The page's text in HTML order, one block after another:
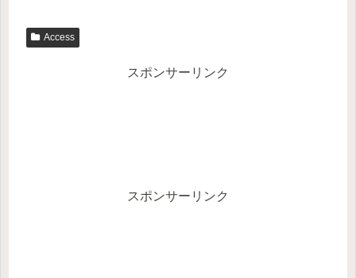
Access
スポンサーリンク
スポンサーリンク